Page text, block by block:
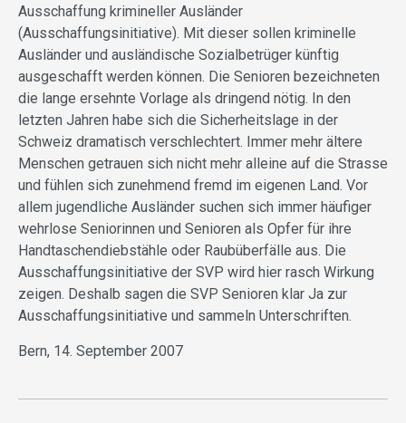
Ausschaffung krimineller Ausländer
(Ausschaffungsinitiative). Mit dieser sollen kriminelle
Ausländer und ausländische Sozialbetrüger künftig
ausgeschafft werden können. Die Senioren bezeichneten
die lange ersehnte Vorlage als dringend nötig. In den
letzten Jahren habe sich die Sicherheitslage in der
Schweiz dramatisch verschlechtert. Immer mehr ältere
Menschen getrauen sich nicht mehr alleine auf die Strasse
und fühlen sich zunehmend fremd im eigenen Land. Vor
allem jugendliche Ausländer suchen sich immer häufiger
wehrlose Seniorinnen und Senioren als Opfer für ihre
Handtaschendiebstähle oder Raubüberfälle aus. Die
Ausschaffungsinitiative der SVP wird hier rasch Wirkung
zeigen. Deshalb sagen die SVP Senioren klar Ja zur
Ausschaffungsinitiative und sammeln Unterschriften.
Bern, 14. September 2007